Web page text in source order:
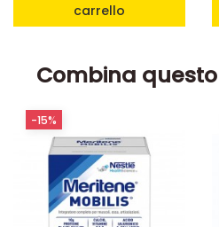
carrello
Combina